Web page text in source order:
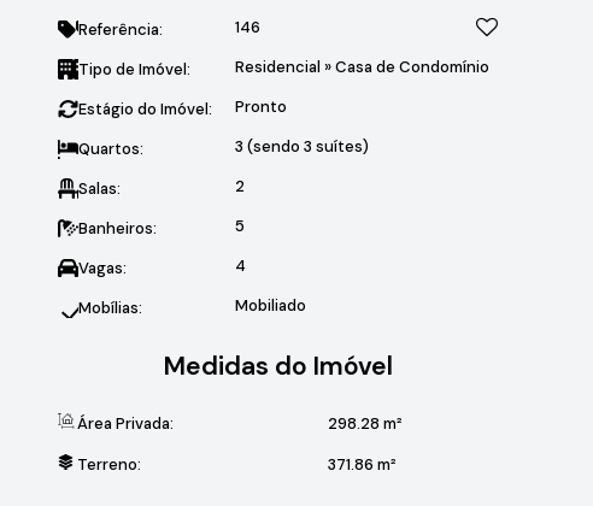
Referência: 146
Tipo de Imóvel: Residencial »Casa de Condomínio
Estágio do Imóvel: Pronto
Quartos: 3 (sendo 3 suítes)
Salas: 2
Banheiros: 5
Vagas: 4
Mobílias: Mobiliado
Medidas do Imóvel
Área Privada: 298.28 m²
Terreno:
371.86 m²